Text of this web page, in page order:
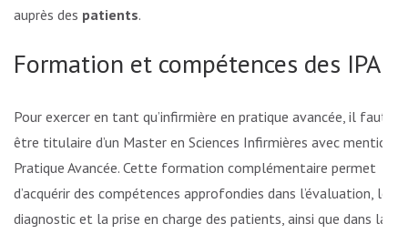
auprès des patients.
Formation et compétences des IPA
Pour exercer en tant qu’infirmière en pratique avancée, il faut
être titulaire d’un Master en Sciences Infirmières avec mention
Pratique Avancée. Cette formation complémentaire permet
d’acquérir des compétences approfondies dans l’évaluation, le
diagnostic et la prise en charge des patients, ainsi que dans la